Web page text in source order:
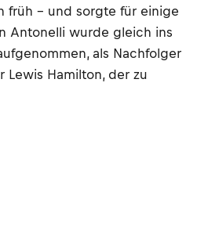
früh – und sorgte für einige
Antonelli wurde gleich ins
als Nachfolger
Lewis Hamilton, der zu